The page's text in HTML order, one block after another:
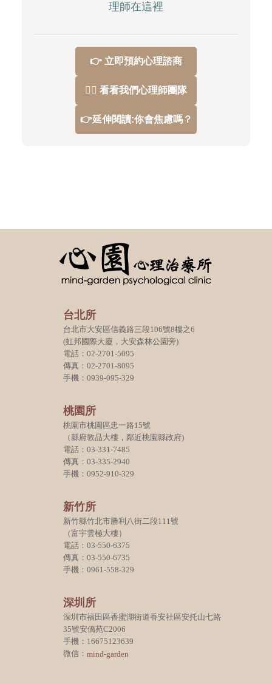
理師在這裡
👉 立即預約心理諮商
👩‍⚕️ 看看我們心理師團隊
👉延伸閱讀:你會焦慮嗎？
台北所
台北市大安區信義路三段106號8樓之6
(虹邦國際大廈，大安森林公園旁)
電話：02-2701-5095
傳真：02-2701-8095
手機：0939-095-329
桃園所
桃園市桃園區忠一路15號
（縣府敦品大樓，鄰近桃園縣政府)
電話：03-331-7485
傳真：03-335-2940
手機：0952-910-329
新竹所
新竹縣竹北市勝利八街二段111號
（富宇雲極大樓）
電話：03-550-6375
傳真：03-550-6735
手機：0961-558-329
深圳所
深圳市福田區香蜜湖街道香安社區安托山七路
35號安僑苑C2006
手機：16675123639
微信： mind-garden